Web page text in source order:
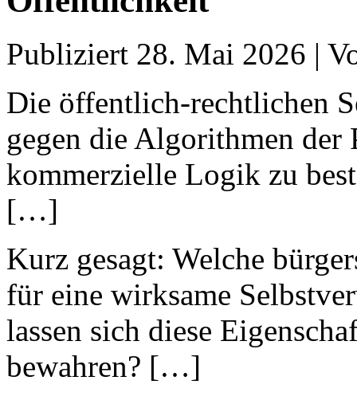
Publiziert 28. Mai 2026 |
Die öffentlich-rechtlichen
gegen die Algorithmen der
kommerzielle Logik zu
[…]
Kurz gesagt: Welche
für eine wirksame
lassen sich diese
bewahren? […]